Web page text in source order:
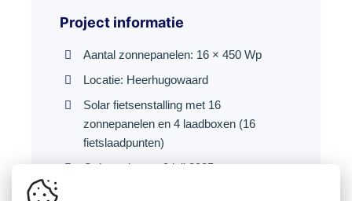
Project informatie
Aantal zonnepanelen: 16 × 450 Wp
Locatie: Heerhugowaard
Solar fietsenstalling met 16
zonnepanelen en 4 laadboxen (16
fietslaadpunten)
Opleverdatum: 9 juli 2025